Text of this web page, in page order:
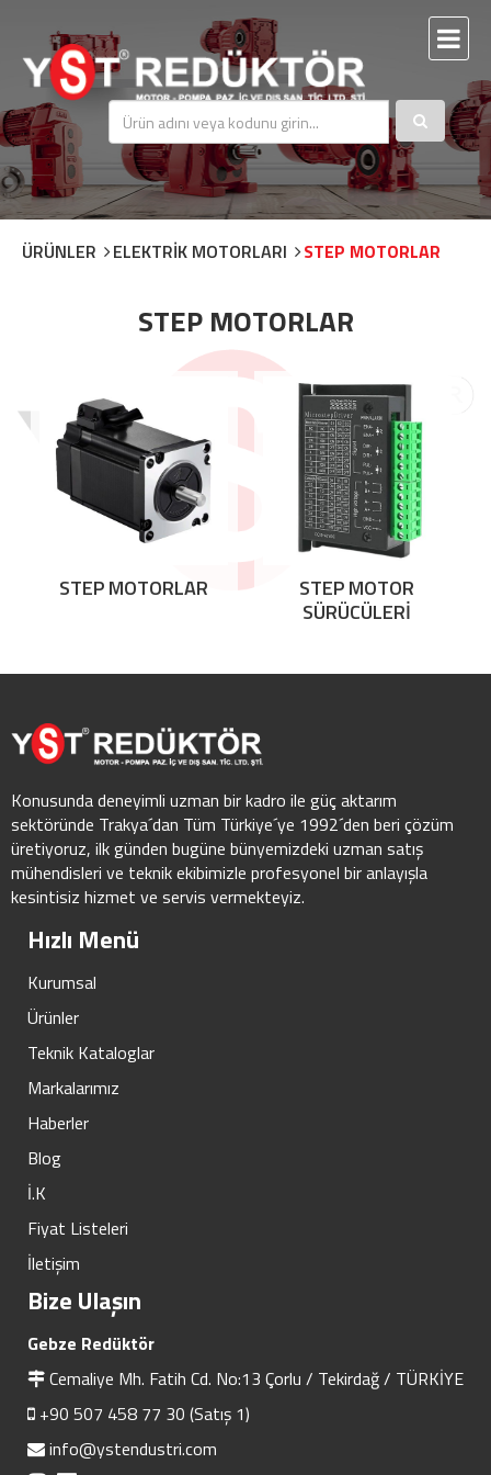
ÜRÜNLER ELEKTRİK MOTORLARI STEP MOTORLAR
STEP MOTORLAR
STEP MOTORLAR
STEP MOTOR
SÜRÜCÜLERİ
Konusunda deneyimli uzman bir kadro ile güç aktarım
sektöründe Trakya´dan Tüm Türkiye´ye 1992´den beri çözüm
üretiyoruz, ilk günden bugüne bünyemizdeki uzman satış
mühendisleri ve teknik ekibimizle profesyonel bir anlayışla
kesintisiz hizmet ve servis vermekteyiz.
Hızlı Menü
Kurumsal
Ürünler
Teknik Kataloglar
Markalarımız
Haberler
Blog
İ.K
Fiyat Listeleri
İletişim
Bize Ulaşın
Gebze Redüktör
Cemaliye Mh. Fatih Cd. No:13 Çorlu / Tekirdağ / TÜRKİYE
+90 507 458 77 30 (Satış 1)
info@ystendustri.com